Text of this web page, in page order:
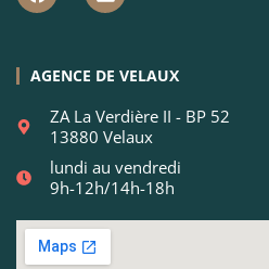
AGENCE DE VELAUX
ZA La Verdière II - BP 52
13880 Velaux
lundi au vendredi
9h-12h/14h-18h